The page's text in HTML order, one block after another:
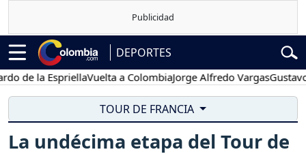
DEPORTES
la EspriellaVuelta a ColombiaJorge Alfredo VargasGustavo Petro
TOUR DE FRANCIA
La undécima etapa del Tour de